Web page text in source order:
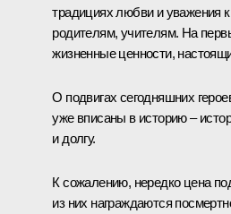
традициях любви и уважения
родителям, учителям. На
жизненные ценности,
О подвигах сегодняшних
уже вписаны в историю –
и долгу.
К сожалению, нередко цена
из них награждаются